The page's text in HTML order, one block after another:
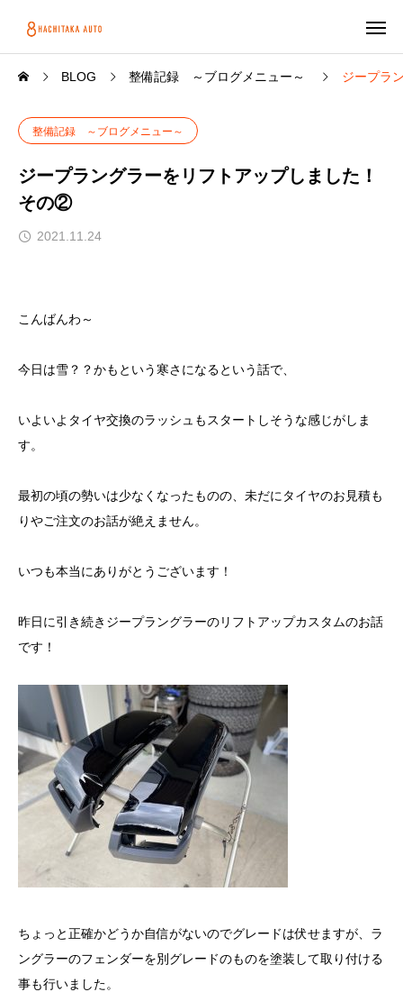
BLOG 整備記録 ～ブログメニュー～ ジープラ
整備記録 ～ブログメニュー～
ジープラングラーをリフトアップしました！
その②
2021.11.24
こんばんわ～
今日は雪？？かもという寒さになるという話で、
いよいよタイヤ交換のラッシュもスタートしそうな感じがしま
す。
最初の頃の勢いは少なくなったものの、未だにタイヤのお見積も
りやご注文のお話が絶えません。
いつも本当にありがとうございます！
昨日に引き続きジープラングラーのリフトアップカスタムのお話
です！
ちょっと正確かどうか自信がないのでグレードは伏せますが、ラ
ングラーのフェンダーを別グレードのものを塗装して取り付ける
事も行いました。